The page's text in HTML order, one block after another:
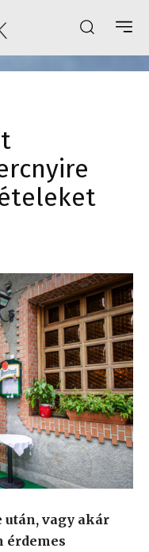
után, vagy akár
érdemes